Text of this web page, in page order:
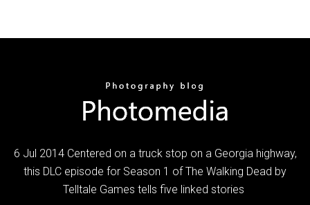
6 Jul 2014 Centered on a truck stop on a Georgia highway,
this DLC episode for Season 1 of The Walking Dead by
Telltale Games tells five linked stories